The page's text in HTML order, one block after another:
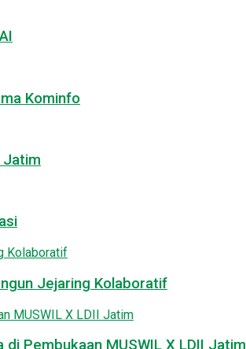
Kominfo
Jatim
Jejaring Kolaboratif
Pembukaan MUSWIL X LDII Jatim